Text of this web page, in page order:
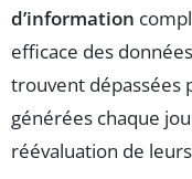
d’information
efficace des
trouvent dépassées
générées chaque
réévaluation de